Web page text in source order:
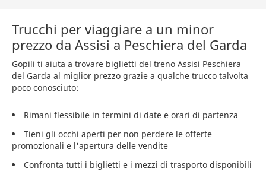
Trucchi per viaggiare a un minor
prezzo da Assisi a Peschiera del Garda
Gopili ti aiuta a trovare biglietti del treno Assisi Peschiera
del Garda al miglior prezzo grazie a qualche trucco talvolta
poco conosciuto:
Rimani flessibile in termini di date e orari di partenza
Tieni gli occhi aperti per non perdere le offerte
promozionali e l'apertura delle vendite
Confronta tutti i biglietti e i mezzi di trasporto disponibili